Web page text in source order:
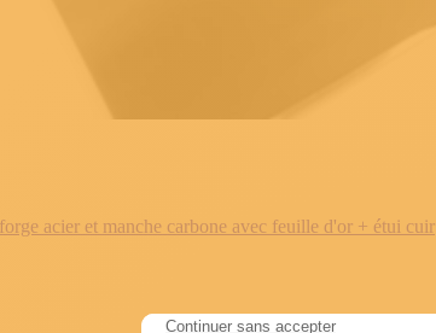
acier et manche carbone avec feuille d'or + étui cuir